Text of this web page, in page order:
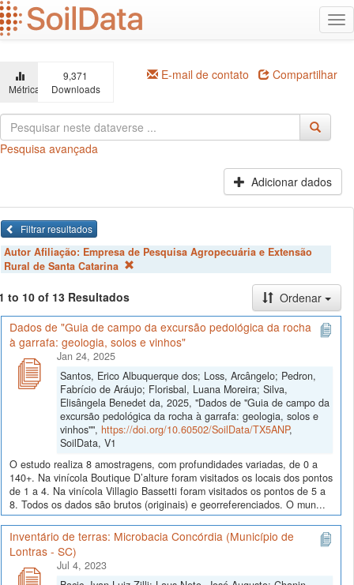
Ir
para
o
principal
Métricas
9,371
Downloads
E-mail de contato Compartilhar
Pesquisa avançada
Adicionar dados
Filtrar resultados
Autor Afiliação: Empresa de Pesquisa Agropecuária e Extensão
Rural de Santa Catarina
to 10 of 13 Resultados
Ordenar
Dados de "Guia de campo da excursão pedológica da rocha
à garrafa: geologia, solos e vinhos"
Jan 24, 2025
Santos, Erico Albuquerque dos; Loss, Arcângelo; Pedron,
Fabrício de Aráujo; Florisbal, Luana Moreira; Silva,
Elisângela Benedet da, 2025, "Dados de "Guia de campo da
excursão pedológica da rocha à garrafa: geologia, solos e
vinhos"", https://doi.org/10.60502/SoilData/TX5ANP,
SoilData, V1
O estudo realiza 8 amostragens, com profundidades variadas, de 0 a
140+. Na vinícola Boutique D’alture foram visitados os locais dos pontos
de 1 a 4. Na vinícola Villagio Bassetti foram visitados os pontos de 5 a
8. Todos os dados são brutos (originais) e georreferenciados. O mun...
Inventário de terras: Microbacia Concórdia (Município de
Lontras - SC)
Jul 4, 2023